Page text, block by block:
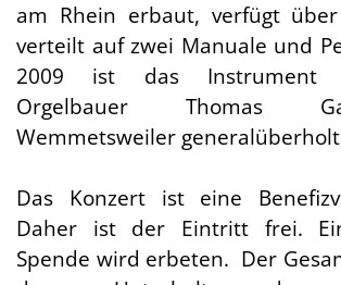
am Rhein erbaut, verfügt
verteilt auf zwei Manuale und
2009 ist das Instrument
Orgelbauer Thomas
Wemmetsweiler
Das Konzert ist eine
Daher ist der Eintritt frei.
Spende wird erbeten. Der